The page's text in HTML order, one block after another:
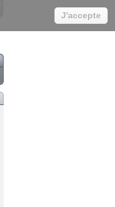
J'accepte